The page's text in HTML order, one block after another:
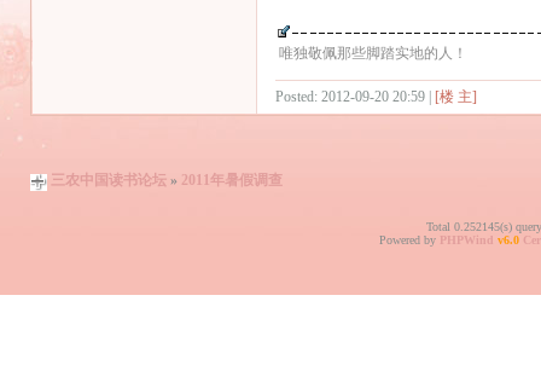
唯独敬佩那些脚踏实地的人！
Posted: 2012-09-20 20:59 | [楼 主]
三农中国读书论坛 » 2011年暑假调查
Total 0.252145(s)
Powered by PHPWind v6.0